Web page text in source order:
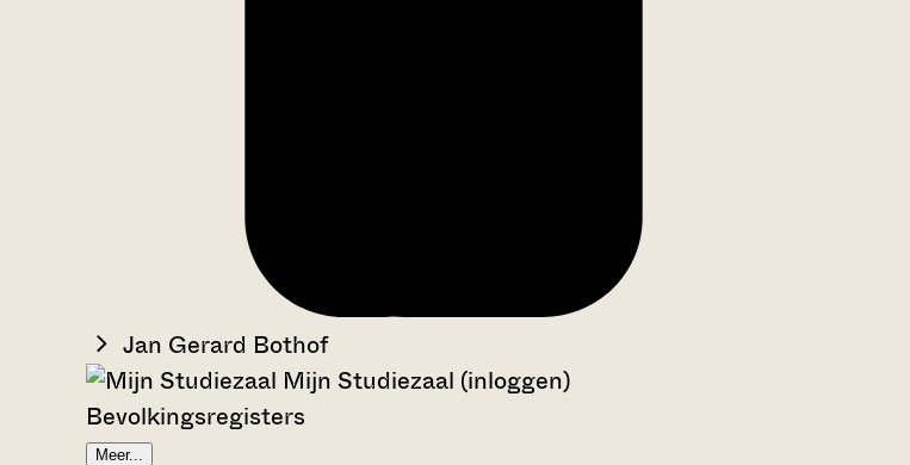
Jan Gerard Bothof
Mijn Studiezaal (inloggen)
Bevolkingsregisters
Meer...